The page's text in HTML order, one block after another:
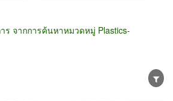
ร จากการค้นหาหมวดหมู่ Plastics-